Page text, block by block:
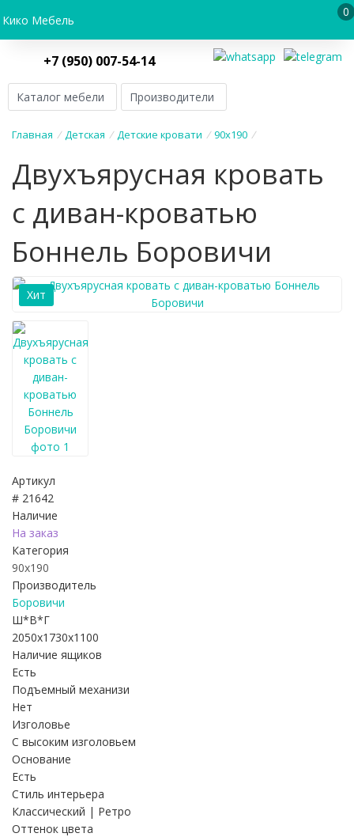
Кико Мебель
0
+7 (950) 007-54-14
Каталог мебели Производители
Главная / Детская / Детские кровати / 90х190 /
Двухъярусная кровать
с диван-кроватью
Боннель Боровичи
Хит
Артикул
# 21642
Наличие
На заказ
Категория
90х190
Производитель
Боровичи
Ш*В*Г
2050x1730x1100
Наличие ящиков
Есть
Подъемный механизи
Нет
Изголовье
С высоким изголовьем
Основание
Есть
Стиль интерьера
Классический | Ретро
Оттенок цвета